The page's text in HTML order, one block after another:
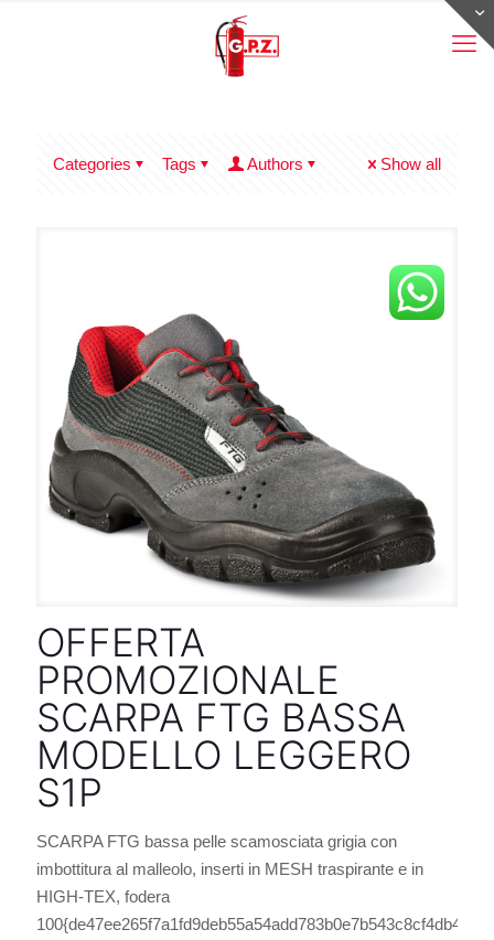
Categories Tags Authors Show all
OFFERTA
PROMOZIONALE
SCARPA FTG BASSA
MODELLO LEGGERO
S1P
SCARPA FTG bassa pelle scamosciata grigia con
imbottitura al malleolo, inserti in MESH traspirante e in
HIGH-TEX, fodera